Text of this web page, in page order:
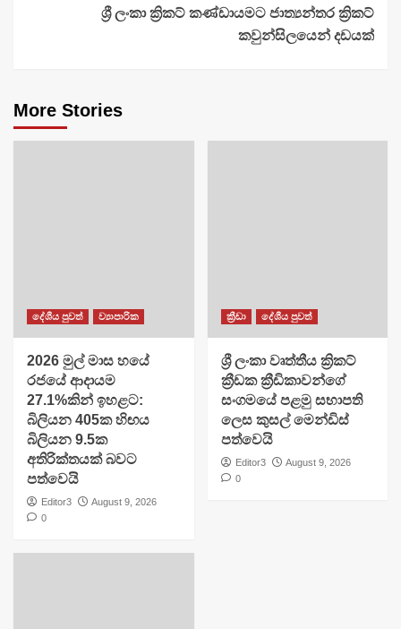
ශ්‍රී ලංකා ක්‍රිකට් කණ්ඩායමට ජාත්‍යන්තර ක්‍රිකට්
කවුන්සිලයෙන් දඩයක්
More Stories
දේශීය පුවත් ව්‍යාපාරික
2026 මුල් මාස හයේ
රජයේ ආදායම
27.1%කින් ඉහළට:
බිලියන 405ක හිඟය
බිලියන 9.5ක
අතිරික්තයක් බවට
පත්වෙයි
Editor3
August 9, 2026
0
ක්‍රීඩා දේශීය පුවත්
​ශ්‍රී ලංකා වෘත්තීය ක්‍රිකට්
ක්‍රීඩක ක්‍රීඩිකාවන්ගේ
සංගමයේ පළමු සභාපති
ලෙස කුසල් මෙන්ඩිස්
පත්වෙයි
Editor3
August 9, 2026
0